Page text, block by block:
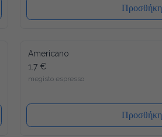
Προσθήκη
Americano
1.7 €
megisto espresso
Προσθήκη